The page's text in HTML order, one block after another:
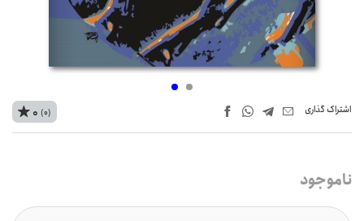
اشتراک‌ گذاری 0 (0)
ناموجود